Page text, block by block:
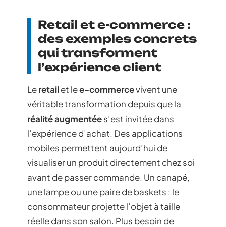
Retail et e-commerce :
des exemples concrets
qui transforment
l’expérience client
Leretailet lee-commercevivent une
véritable transformation depuis que la
réalité augmentées’est invitée dans
l’expérience d’achat. Des applications
mobiles permettent aujourd’hui de
visualiser un produit directement chez soi
avant de passer commande. Un canapé,
une lampe ou une paire de baskets : le
consommateur projette l’objet à taille
réelle dans son salon. Plus besoin de